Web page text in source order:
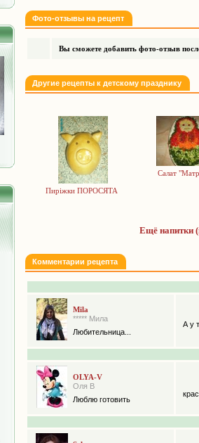
Фото-отзывы на рецепт
Вы сможете добавить фото-отзыв
Другие рецепты к детскому празднику
Пиріжки ПОРОСЯТА
Салат
Ещё напитки
Комментарии рецепта
Mila
***** Мила
Любительница...
А у
OLYA-V
Оля В
Люблю готовить